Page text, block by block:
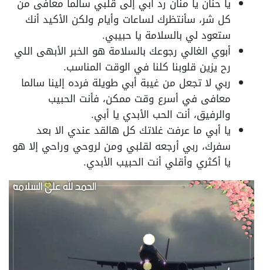
كل شر، سأنتظرك لساعات وأيام ولكن الأكيد أنك
ستعود لي بالسلامة يا حبيبي.
أبوي الغالي رجوعك بالسلامة هو الخبر الأبهى اللي
رح يزين قلوبنا كلنا في الوقت المناسب.
ربي لا تجعل من غيبة أبي طويلة فرده إلينا سالما
معافى في أسرع وقت ممكن، فأنت الحبيب
والرفيق، أنت الحب الأبدي يا أبي.
يا أبي ما عرفت غلاتك كل هالقد عندي الا بعد
سفرك، ربي أرجعه لقلبي ومن لروحي وراحي إلا هو
يا أكثري وأقلي أنت الحبيب الأبدي.